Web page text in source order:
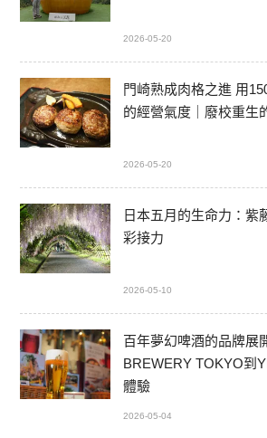
2026-05-20
門崎熟成肉格之進 用
的經營氣度｜廢校重生
2026-05-20
日本五月的生命力：紫
彩接力
2026-05-10
百年夢幻啤酒的品牌展
BREWERY TOKYO到
體驗
2026-05-04